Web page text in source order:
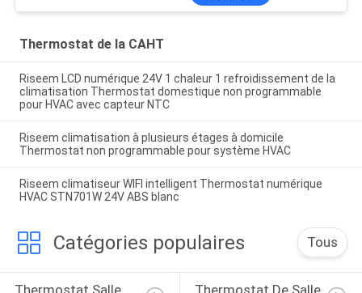
Thermostat de la CAHT
Riseem LCD numérique 24V 1 chaleur 1 refroidissement de la
climatisation Thermostat domestique non programmable
pour HVAC avec capteur NTC
Riseem climatisation à plusieurs étages à domicile
Thermostat non programmable pour système HVAC
Riseem climatiseur WIFI intelligent Thermostat numérique
HVAC STN701W 24V ABS blanc
Catégories populaires Tous